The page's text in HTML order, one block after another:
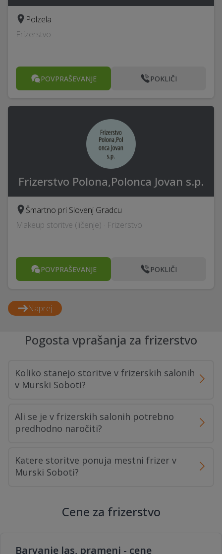
Polzela
Frizerstvo
POVPRAŠEVANJE POKLIČI
Frizerstvo Polona,Polonca Jovan s.p.
Šmartno pri Slovenj Gradcu
Makeup storitve (ličenje) · Frizerstvo
POVPRAŠEVANJE POKLIČI
Naprej
Pogosta vprašanja za frizerstvo
Koliko stanejo storitve v frizerskih salonih
v Murski Soboti?
Ali se je v frizerskih salonih potrebno
predhodno naročiti?
Katere storitve ponuja mestni frizer v
Murski Soboti?
Cene za frizerstvo
Barvanje las, prameni - cene